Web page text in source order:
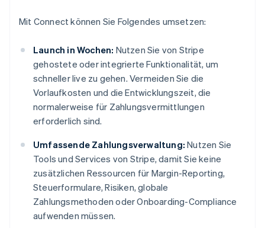
Mit Connect können Sie Folgendes umsetzen:
Launch in Wochen: Nutzen Sie von Stripe
gehostete oder integrierte Funktionalität, um
schneller live zu gehen. Vermeiden Sie die
Vorlaufkosten und die Entwicklungszeit, die
normalerweise für Zahlungsvermittlungen
erforderlich sind.
Umfassende Zahlungsverwaltung: Nutzen Sie
Tools und Services von Stripe, damit Sie keine
zusätzlichen Ressourcen für Margin-Reporting,
Steuerformulare, Risiken, globale
Zahlungsmethoden oder Onboarding-Compliance
aufwenden müssen.